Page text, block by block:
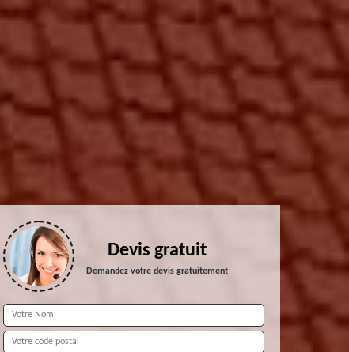
Devis gratuit
Demandez votre devis gratuitement